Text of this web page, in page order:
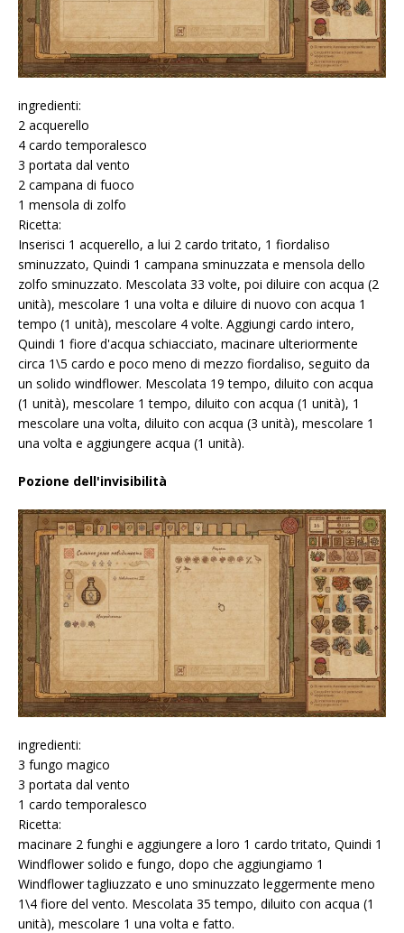
ingredienti:
2 acquerello
4 cardo temporalesco
3 portata dal vento
2 campana di fuoco
1 mensola di zolfo
Ricetta:
Inserisci 1 acquerello, a lui 2 cardo tritato, 1 fiordaliso
sminuzzato, Quindi 1 campana sminuzzata e mensola dello
zolfo sminuzzato. Mescolata 33 volte, poi diluire con acqua (2
unità), mescolare 1 una volta e diluire di nuovo con acqua 1
tempo (1 unità), mescolare 4 volte. Aggiungi cardo intero,
Quindi 1 fiore d'acqua schiacciato, macinare ulteriormente
circa 1\5 cardo e poco meno di mezzo fiordaliso, seguito da
un solido windflower. Mescolata 19 tempo, diluito con acqua
(1 unità), mescolare 1 tempo, diluito con acqua (1 unità), 1
mescolare una volta, diluito con acqua (3 unità), mescolare 1
una volta e aggiungere acqua (1 unità).
Pozione dell'invisibilità
ingredienti:
3 fungo magico
3 portata dal vento
1 cardo temporalesco
Ricetta:
macinare 2 funghi e aggiungere a loro 1 cardo tritato, Quindi 1
Windflower solido e fungo, dopo che aggiungiamo 1
Windflower tagliuzzato e uno sminuzzato leggermente meno
1\4 fiore del vento. Mescolata 35 tempo, diluito con acqua (1
unità), mescolare 1 una volta e fatto.